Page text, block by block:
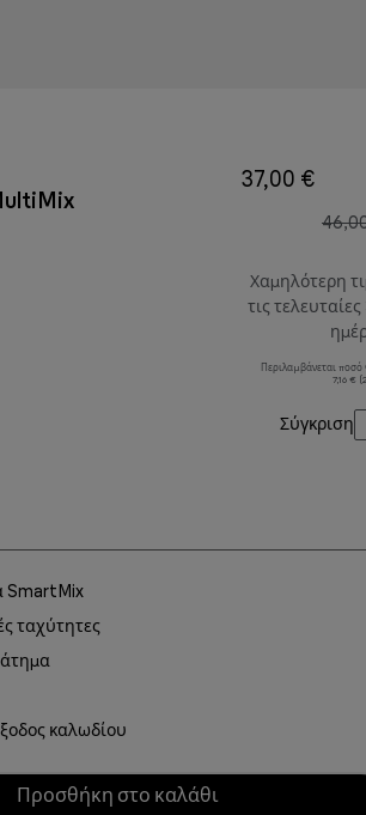
37,00 €
Χαμηλότερη
τις
Περιλαμβάνεται
7,16 €
Σύγκριση
SmartMix
ταχύτητες
καλωδίου
Προσθήκη στο καλάθι